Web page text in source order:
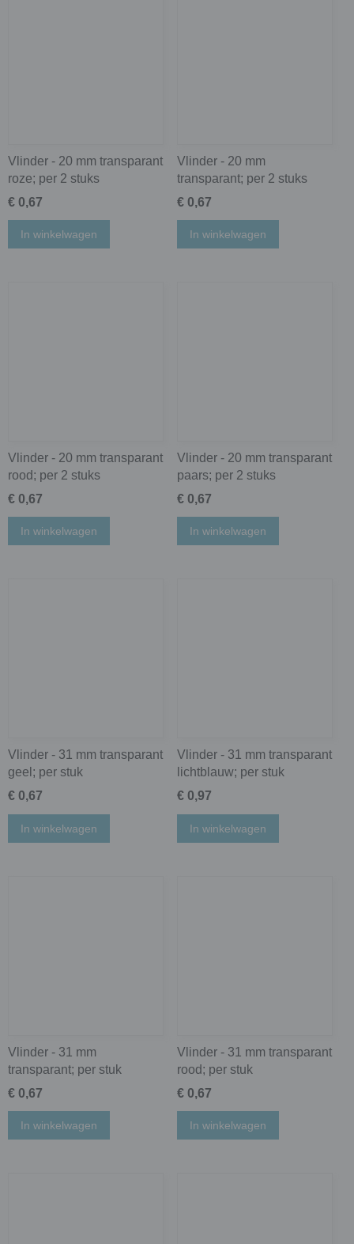
Vlinder - 20 mm transparant
roze; per 2 stuks
€ 0,67
In winkelwagen
Vlinder - 20 mm
transparant; per 2 stuks
€ 0,67
In winkelwagen
Vlinder - 20 mm transparant
rood; per 2 stuks
€ 0,67
In winkelwagen
Vlinder - 20 mm transparant
paars; per 2 stuks
€ 0,67
In winkelwagen
Vlinder - 31 mm transparant
geel; per stuk
€ 0,67
In winkelwagen
Vlinder - 31 mm transparant
lichtblauw; per stuk
€ 0,97
In winkelwagen
Vlinder - 31 mm
transparant; per stuk
€ 0,67
In winkelwagen
Vlinder - 31 mm transparant
rood; per stuk
€ 0,67
In winkelwagen